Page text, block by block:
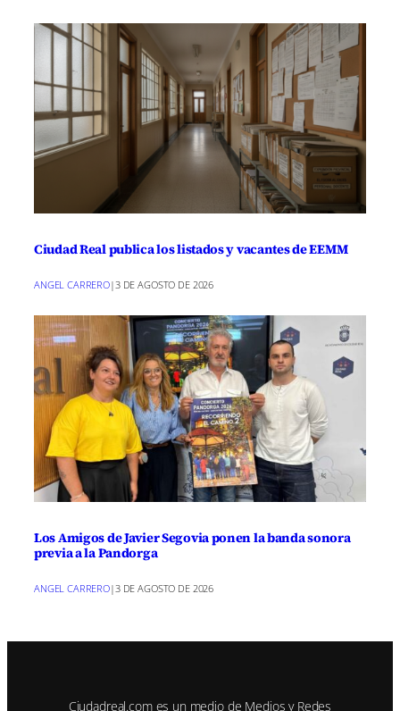
Ciudad Real publica los listados y vacantes de EEMM
ANGEL CARRERO|3 DE AGOSTO DE 2026
Los Amigos de Javier Segovia ponen la banda sonora
previa a la Pandorga
ANGEL CARRERO|3 DE AGOSTO DE 2026
Ciudadreal.com es un medio de Medios y Redes